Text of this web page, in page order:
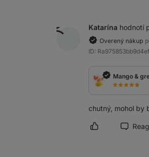
Katarína hodnotí
Overený nákup
ID:
Mango &
chutný, mohol by
Označiť